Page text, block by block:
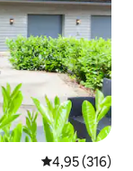
Średnia
4,95 (316)